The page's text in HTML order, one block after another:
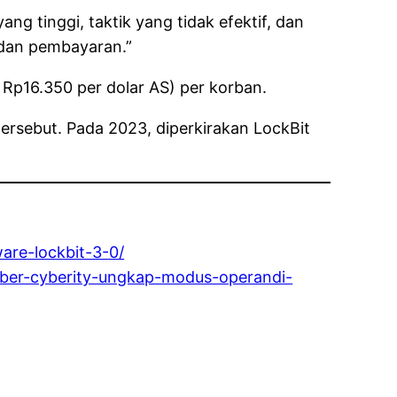
tinggi, taktik yang tidak efektif, dan
pembayaran.”
per dolar AS) per korban.
Pada 2023, diperkirakan LockBit
lockbit-3-0/
cyberity-ungkap-modus-operandi-